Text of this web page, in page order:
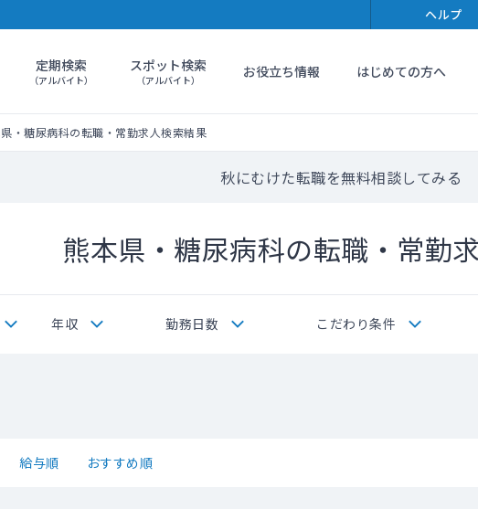
ヘルプ
定期検索
（アルバイト）
スポット検索
（アルバイト） お役立ち情報 はじめての方へ
・糖尿病科の転職・常勤求人検索結果
秋にむけた転職を無料相談してみる
熊本県・糖尿病科の転職・常勤
年収 勤務日数 こだわり条件
給与順 おすすめ順